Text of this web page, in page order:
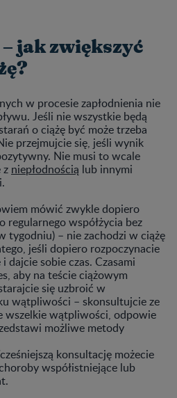
jak zwiększyć
w procesie zapłodnienia nie
Jeśli nie wszystkie będą
o ciążę być może trzeba
przejmujcie się, jeśli wynik
Nie musi to wcale
z niepłodnością lub innymi
mówić zwykle dopiero
regularnego współżycia bez
tygodniu) – nie zachodzi w ciążę
jeśli dopiero rozpoczynacie
dajcie sobie czas. Czasami
aby na teście ciążowym
się uzbroić w
wątpliwości – skonsultujcie ze
wszelkie wątpliwości, odpowie
możliwe metody
konsultację możecie
współistniejące lub